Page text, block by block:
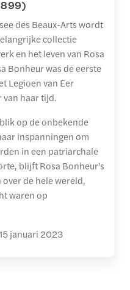
des Beaux-Arts wordt
collectie
en het leven van Rosa
Bonheur was de eerste
Legioen van Eer
van haar tijd.
op de onbekende
inspanningen om
in een patriarchale
blijft Rosa Bonheur's
de hele wereld,
waren op
januari 2023